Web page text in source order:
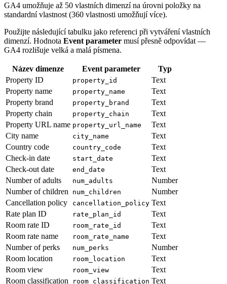
GA4 umožňuje až 50 vlastních dimenzí na úrovni položky na
standardní vlastnost (360 vlastnosti umožňují více).
Použijte následující tabulku jako referenci při vytváření vlastních
dimenzí. Hodnota Event parameter musí přesně odpovídat —
GA4 rozlišuje velká a malá písmena.
Název dimenze Event parameter
Typ
Property ID
property_id
Text
Property name
property_name
Text
Property brand
property_brand
Text
Property chain
property_chain
Text
Property URL name property_url_name
Text
City name
city_name
Text
Country code
country_code
Text
Check-in date
start_date
Text
Check-out date
end_date
Text
Number of adults
num_adults
Number
Number of children
num_children
Number
Cancellation policy
cancellation_policy Text
Rate plan ID
rate_plan_id
Text
Room rate ID
room_rate_id
Text
Room rate name
room_rate_name
Text
Number of perks
num_perks
Number
Room location
room_location
Text
Room view
room_view
Text
Room classification
room_classification Text